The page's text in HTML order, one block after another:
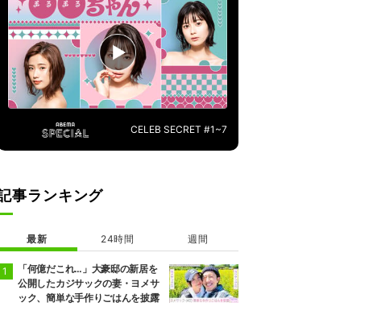
CELEB SECRET #1~7
事ランキング
最新 24時間 週間
「何億だこれ…」大豪邸の新居を
公開したカジサックの妻・ヨメサ
ック、簡単な手作りごはんを披露